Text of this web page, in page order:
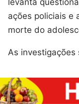
levanta
ações policiais e
morte do
As investigações